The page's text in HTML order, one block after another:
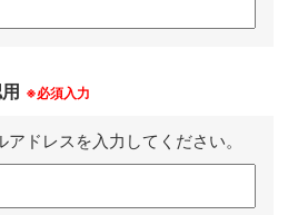
※必須入力
ドレスを入力してください。